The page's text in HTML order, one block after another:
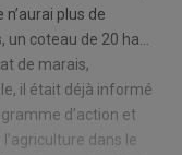
plus de
un coteau de 20 ha…
de marais,
il était déjà informé
d’action et
dans le